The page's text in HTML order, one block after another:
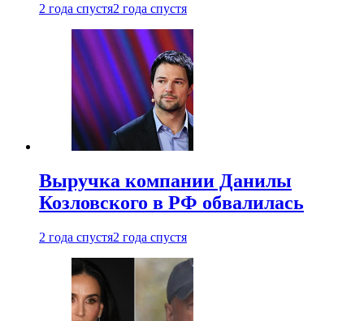
2 года спустя2 года спустя
Выручка компании Данилы
Козловского в РФ обвалилась
2 года спустя2 года спустя